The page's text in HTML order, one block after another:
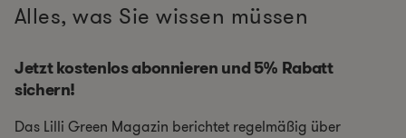
Alles, was Sie wissen müssen
Jetzt kostenlos abonnieren und 5% Rabatt
sichern!
Das Lilli Green Magazin berichtet regelmäßig über